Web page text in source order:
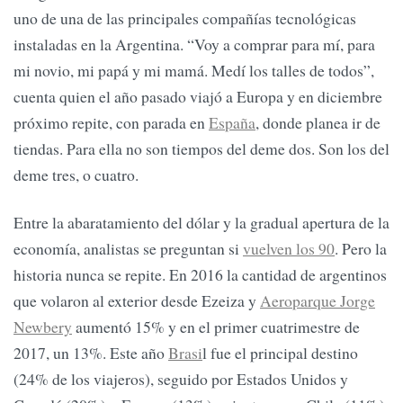
uno de una de las principales compañías tecnológicas
instaladas en la Argentina. “Voy a comprar para mí, para
mi novio, mi papá y mi mamá. Medí los talles de todos”,
cuenta quien el año pasado viajó a Europa y en diciembre
próximo repite, con parada enEspaña, donde planea ir de
tiendas. Para ella no son tiempos del deme dos. Son los del
deme tres, o cuatro.
Entre la abaratamiento del dólar y la gradual apertura de la
economía, analistas se preguntan si vuelven los 90. Pero la
historia nunca se repite. En 2016 la cantidad de argentinos
que volaron al exterior desde Ezeiza y Aeroparque Jorge
Newbery aumentó 15% y en el primer cuatrimestre de
2017, un 13%. Este añoBrasil fue el principal destino
(24% de los viajeros), seguido por Estados Unidos y